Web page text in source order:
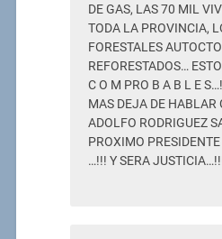
DE GAS, LAS 70 MIL
TODA LA PROVINCIA,
FORESTALES
REFORESTADOS…
C O M PRO B A B L E
MAS DEJA DE HABLAR
ADOLFO RODRIGUEZ
PROXIMO
…!!! Y SERA